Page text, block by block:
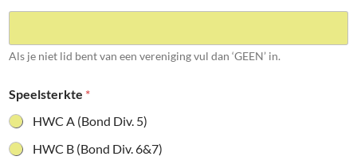
Als je niet lid bent van een vereniging vul dan ‘GEEN’ in.
Speelsterkte *
HWC A (Bond Div. 5)
HWC B (Bond Div. 6&7)